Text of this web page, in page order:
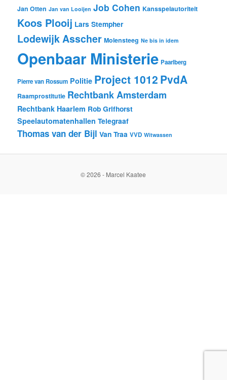
Jan Otten Jan van Looijen Job Cohen Kansspelautoriteit
Koos Plooij Lars Stempher
Lodewijk Asscher Molensteeg Ne bis in idem
Openbaar Ministerie Paarlberg
Pierre van Rossum Politie Project 1012 PvdA
Raamprostitutie Rechtbank Amsterdam
Rechtbank Haarlem Rob Grifhorst
Speelautomatenhallen Telegraaf
Thomas van der Bijl Van Traa VVD Witwassen
© 2026 - Marcel Kaatee